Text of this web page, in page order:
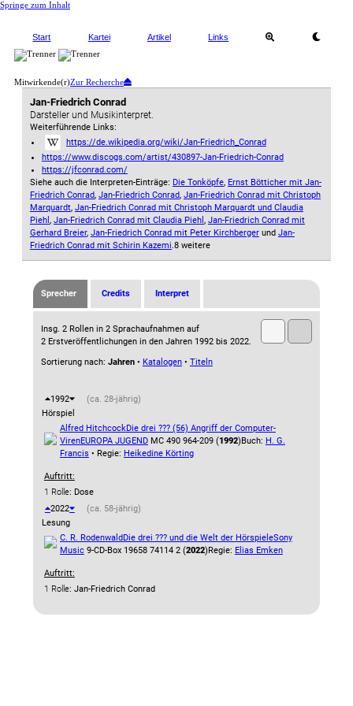
Springe zum Inhalt
Start Kartei Artikel Links
Mitwirkende(r)Zur Recherche
Jan-Friedrich Conrad
Darsteller und Musikinterpret.
Weiterführende Links:
https://de.wikipedia.org/wiki/Jan-Friedrich_Conrad
https://www.discogs.com/artist/430897-Jan-Friedrich-Conrad
https://jfconrad.com/
Siehe auch die Interpreten-Einträge: Die Tonköpfe, Ernst Bötticher mit Jan-
Friedrich Conrad, Jan-Friedrich Conrad, Jan-Friedrich Conrad mit Christoph
Marquardt, Jan-Friedrich Conrad mit Christoph Marquardt und Claudia
Piehl , Jan-Friedrich Conrad mit Claudia Piehl , Jan-Friedrich Conrad mit
Gerhard Breier, Jan-Friedrich Conrad mit Peter Kirchbergerund Jan-
Friedrich Conrad mit Schirin Kazemi.8 weitere
Sprecher Credits Interpret
Insg. 2 Rollen in 2 Sprachaufnahmen auf
2 Erstveröffentlichungen in den Jahren 1992 bis 2022.
Sortierung nach: Jahren• Katalogen• Titeln
1992
(ca. 28-jährig)
Hörspiel
Alfred HitchcockDie drei ??? (56) Angriff der Computer-
VirenEUROPA JUGENDMC 490 964-209 (1992) Buch: H. G.
Francis • Regie: Heikedine Körting
Auftritt:
1 Rolle: Dose
2022
(ca. 58-jährig)
Lesung
C. R. Rodenwald Die drei ??? und die Welt der HörspieleSony
Music9-CD-Box 19658 74114 2 (2022) Regie: Elias Emken
Auftritt:
1 Rolle: Jan-Friedrich Conrad